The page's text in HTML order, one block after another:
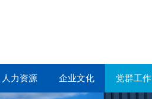
人力资源 企业文化 党群工作